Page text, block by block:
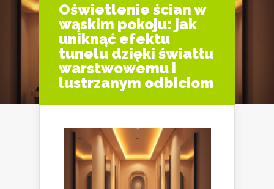
Oświetlenie ścian w
wąskim pokoju: jak
uniknąć efektu
tunelu dzięki światłu
warstwowemu i
lustrzanym odbiciom